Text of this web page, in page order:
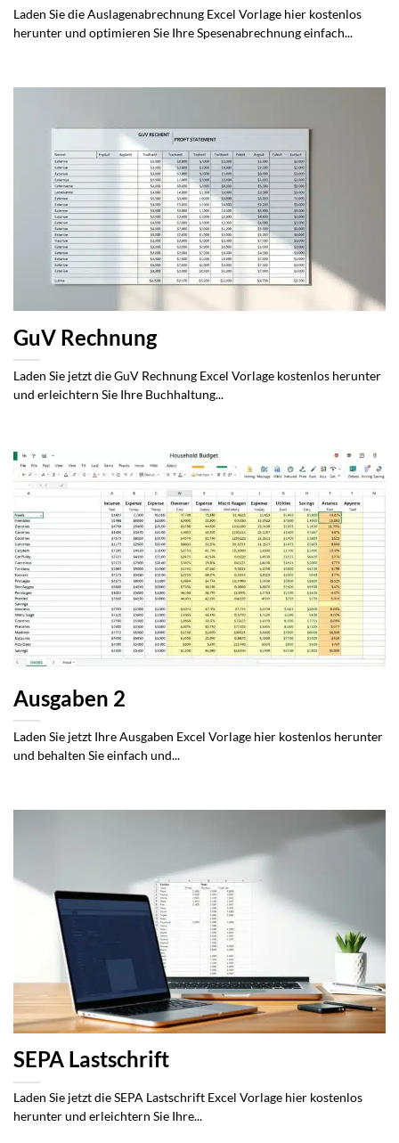
Laden Sie die Auslagenabrechnung Excel Vorlage hier kostenlos
herunter und optimieren Sie Ihre Spesenabrechnung einfach...
GuV Rechnung
Laden Sie jetzt die GuV Rechnung Excel Vorlage kostenlos herunter
und erleichtern Sie Ihre Buchhaltung...
Ausgaben 2
Laden Sie jetzt Ihre Ausgaben Excel Vorlage hier kostenlos herunter
und behalten Sie einfach und...
SEPA Lastschrift
Laden Sie jetzt die SEPA Lastschrift Excel Vorlage hier kostenlos
herunter und erleichtern Sie Ihre...